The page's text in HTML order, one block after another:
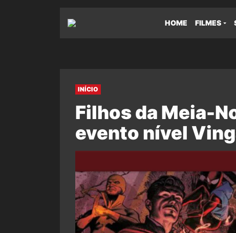
HOME FILMES
INÍCIO
Filhos da Meia-
evento nível